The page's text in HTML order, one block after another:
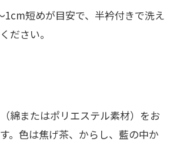
1cm短めが目安で、半衿付きで洗え
ださい。
綿またはポリエステル素材）をお
。色は焦げ茶、からし、藍の中か